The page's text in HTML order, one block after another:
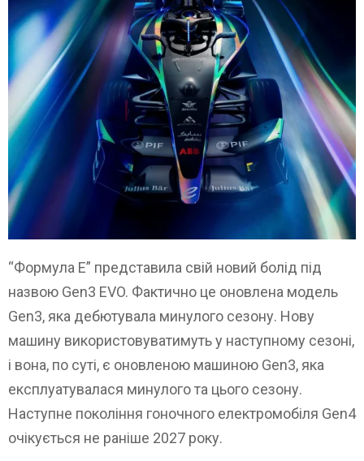
“Формула Е” представила свій новий болід під
назвою Gen3 EVO. Фактично це оновлена модель
Gen3, яка дебютувала минулого сезону. Нову
машину використовуватимуть у наступному сезоні,
і вона, по суті, є оновленою машиною Gen3, яка
експлуатувалася минулого та цього сезону.
Наступне покоління гоночного електромобіля Gen4
очікується не раніше 2027 року.